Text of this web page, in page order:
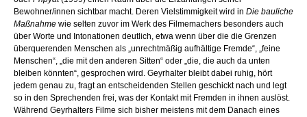
Bewohner/innen sichtbar macht. Deren Vielstimmigkeit wird in Die bauliche
Maßnahme wie selten zuvor im Werk des Filmemachers besonders auch
über Worte und Intonationen deutlich, etwa wenn über die die Grenzen
überquerenden Menschen als „unrechtmäßig aufhältige Fremde“, „feine
Menschen“, „die mit den anderen Sitten“ oder „die, die auch da unten
bleiben könnten“, gesprochen wird. Geyrhalter bleibt dabei ruhig, hört
jedem genau zu, fragt an entscheidenden Stellen geschickt nach und legt
so in den Sprechenden frei, was der Kontakt mit Fremden in ihnen auslöst.
Während Geyrhalters Filme sich bisher meistens mit dem Danach eines